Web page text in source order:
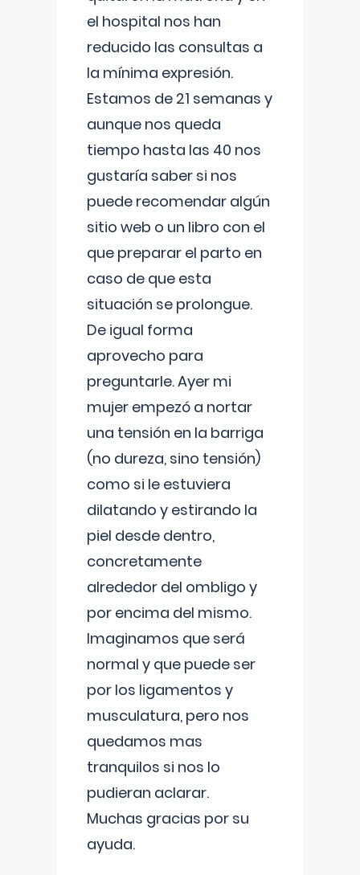
el hospital nos han
reducido las consultas a
la mínima expresión.
Estamos de 21 semanas y
aunque nos queda
tiempo hasta las 40 nos
gustaría saber si nos
puede recomendar algún
sitio web o un libro con el
que preparar el parto en
caso de que esta
situación se prolongue.
De igual forma
aprovecho para
preguntarle. Ayer mi
mujer empezó a nortar
una tensión en la barriga
(no dureza, sino tensión)
como si le estuviera
dilatando y estirando la
piel desde dentro,
concretamente
alrededor del ombligo y
por encima del mismo.
Imaginamos que será
normal y que puede ser
por los ligamentos y
musculatura, pero nos
quedamos mas
tranquilos si nos lo
pudieran aclarar.
Muchas gracias por su
ayuda.